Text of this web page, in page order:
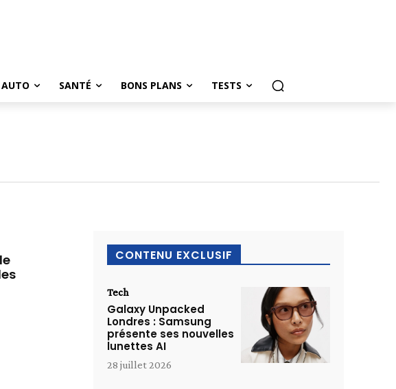
AUTO SANTÉ BONS PLANS TESTS
CONTENU EXCLUSIF
Tech
Galaxy Unpacked
Londres : Samsung
présente ses nouvelles
lunettes AI
28 juillet 2026